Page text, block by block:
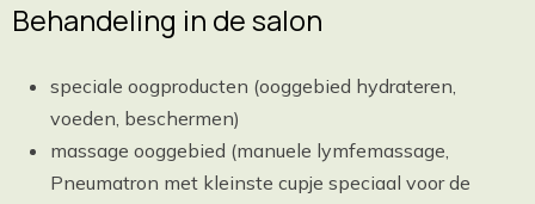
Behandeling in de salon
speciale oogproducten (ooggebied hydrateren,
voeden, beschermen)
massage ooggebied (manuele lymfemassage,
Pneumatron met kleinste cupje speciaal voor de